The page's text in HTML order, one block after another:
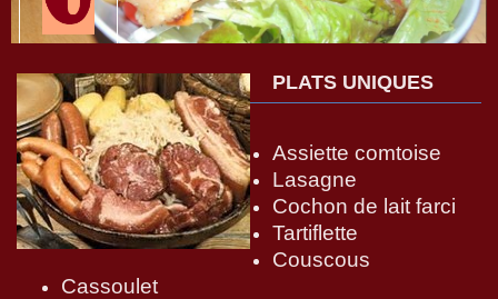
PLATS UNIQUES
Assiette comtoise
Lasagne
Cochon de lait farci
Tartiflette
Couscous
Cassoulet